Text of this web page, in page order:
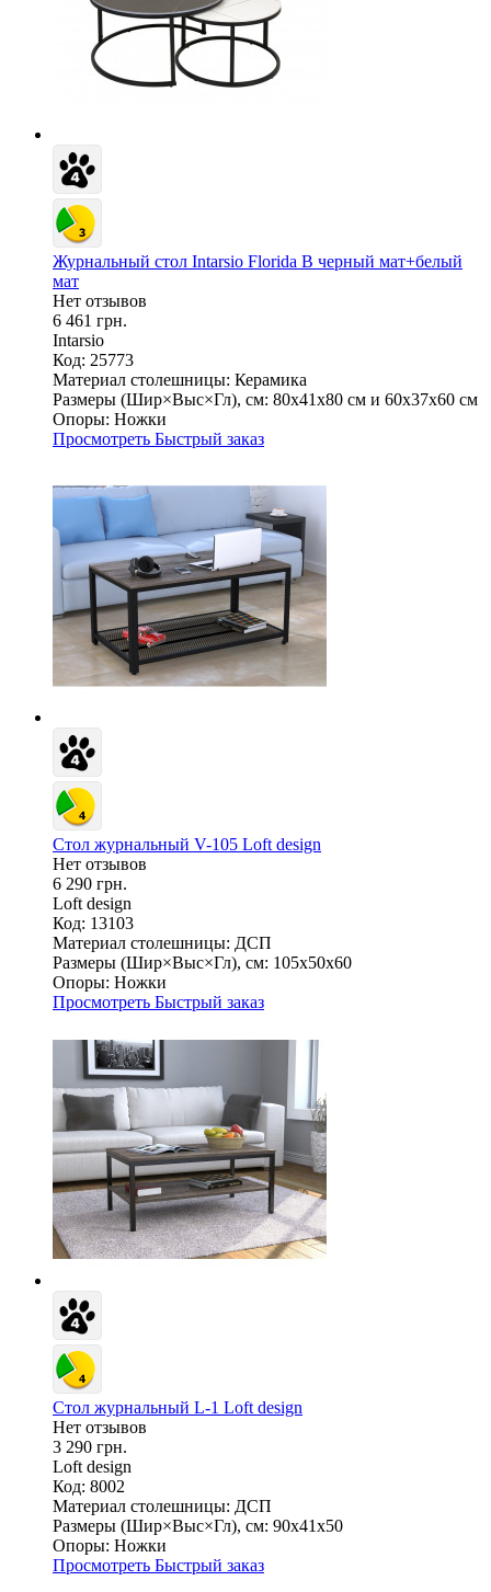
Журнальный стол Intarsio Florida B черный мат+белый
мат
Нет отзывов
6 461 грн.
Intarsio
Код: 25773
Материал столешницы: Керамика
Размеры (Шир×Выс×Гл), см: 80х41х80 см и 60х37х60 см
Опоры: Ножки
Просмотреть Быстрый заказ
Стол журнальный V-105 Loft design
Нет отзывов
6 290 грн.
Loft design
Код: 13103
Материал столешницы: ДСП
Размеры (Шир×Выс×Гл), см: 105х50х60
Опоры: Ножки
Просмотреть Быстрый заказ
Стол журнальный L-1 Loft design
Нет отзывов
3 290 грн.
Loft design
Код: 8002
Материал столешницы: ДСП
Размеры (Шир×Выс×Гл), см: 90х41х50
Опоры: Ножки
Просмотреть Быстрый заказ